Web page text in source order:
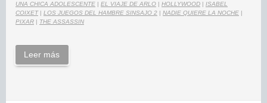
UNA CHICA ADOLESCENTE
EL VIAJE DE ARLO HOLLYWOOD
ISABEL
COIXET| LOS JUEGOS DEL HAMBRE SINSAJO 2 NADIE QUIERE LA NOCHE
PIXAR
THE ASSASSIN
Leer más